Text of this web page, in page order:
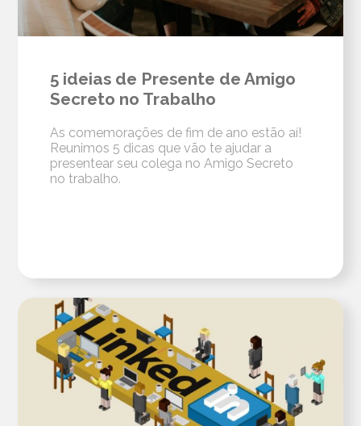
5 ideias de Presente de Amigo
Secreto no Trabalho
As comemorações de fim de ano estão aí!
Reunimos 5 dicas que vão te ajudar a
presentear seu colega no Amigo Secreto
no trabalho.